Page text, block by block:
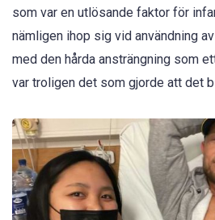
som var en utlösande faktor för
nämligen ihop sig vid användning
med den hårda ansträngning som
var troligen det som gjorde att det